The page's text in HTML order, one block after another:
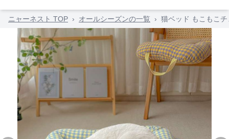
ニャーネスト TOP › オールシーズンの一覧 › 猫ベッド もこもこ